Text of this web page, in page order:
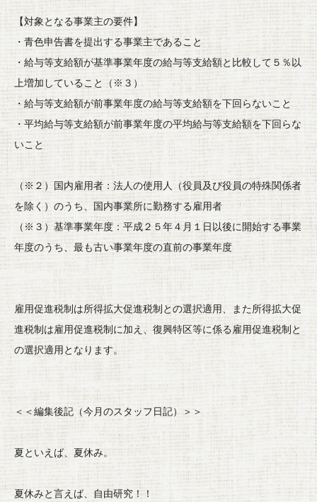
【対象となる事業主の要件】
・青色申告書を提出する事業主であること
・給与等支給額が基準事業年度の給与等支給額と比較して５％ 以
上増加していること（※３）
・給与等支給額が前事業年度の給与等支給額を下回らないこと
・ 平均給与等支給額が前事業年度の平均給与等支給額を下回らな
いこ と
（※２）国内雇用者：法人の使用人（役員及び役員の特殊関係者
を除く）のうち、
国内事業所に勤務する雇用者
（※３）基準事業年度： 平成２５年４月１日以後に開始する事業
年度のうち、 最も古い事業年度の直前の事業年度
雇用促進税制は所得拡大促進税制との選択適用、
また所得拡大促
進税制は雇用促進税制に加え、 復興特区等に係る雇用促進税制と
の選択適用となります。
＜＜編集後記（今月のスタッフ日記）＞＞
夏といえば、夏休み。
夏休みと言えば、自由研究！！